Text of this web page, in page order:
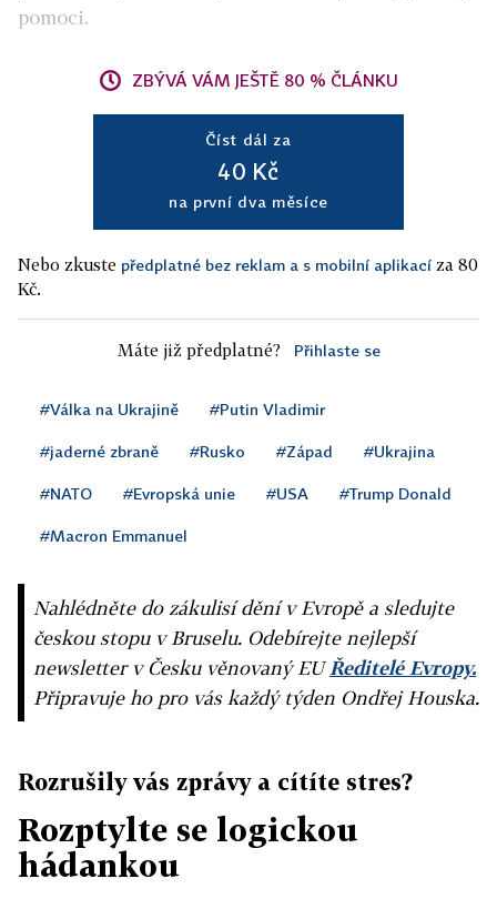
pomoci.
ZBÝVÁ VÁM JEŠTĚ 80 % ČLÁNKU
Číst dál za
40 Kč
na první dva měsíce
Nebo zkuste předplatné bez reklam a s mobilní aplikací za 80
Kč.
Máte již předplatné? Přihlaste se
#Válka na Ukrajině #Putin Vladimir
#jaderné zbraně #Rusko #Západ #Ukrajina
#NATO #Evropská unie #USA #Trump Donald
#Macron Emmanuel
Nahlédněte do zákulisí dění v Evropě a sledujte
českou stopu v Bruselu. Odebírejte nejlepší
newsletter v Česku věnovaný EUŘeditelé Evropy.
Připravuje ho pro vás každý týden Ondřej Houska.
Rozrušily vás zprávy a cítíte stres?
Rozptylte se logickou
hádankou